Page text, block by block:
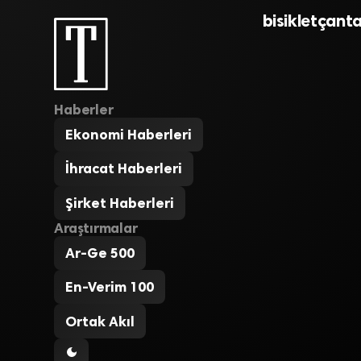
Haberler
Ekonomi Haberleri
İhracat Haberleri
Şirket Haberleri
Araştırmalar
Ar-Ge 500
En-Verim 100
Ortak Akıl